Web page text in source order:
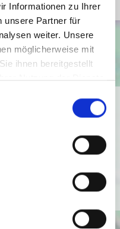
Informationen zu Ihrer
unsere Partner für
weiter. Unsere
möglicherweise mit
ihnen bereitgestellt
Nutzung der Dienste
mir Karten von Google
privacy